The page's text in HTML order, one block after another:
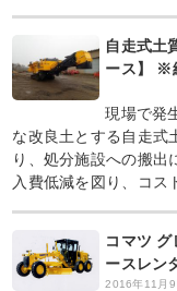
自走式土
ース】 ※
現場で発
な改良土とする自走式
り、処分施設への搬出
入費低減を図り、コス
コマツ
ースレン
2016年11月9